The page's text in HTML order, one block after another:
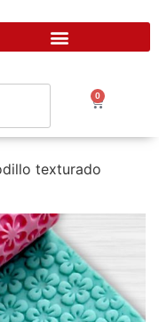
0
texturado